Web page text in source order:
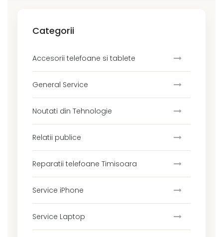
Categorii
Accesorii telefoane si tablete
General Service
Noutati din Tehnologie
Relatii publice
Reparatii telefoane Timisoara
Service iPhone
Service Laptop